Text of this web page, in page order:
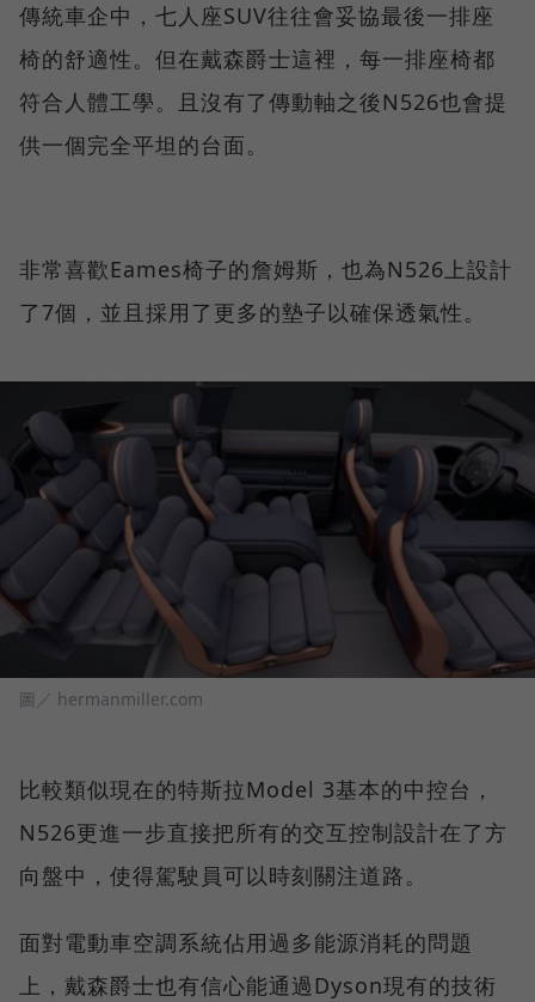
傳統車企中，七人座SUV往往會妥協最後一排座
椅的舒適性。但在戴森爵士這裡，每一排座椅都
符合人體工學。且沒有了傳動軸之後N526也會提
供一個完全平坦的台面。
非常喜歡Eames椅子的詹姆斯，也為N526上設計
了7個，並且採用了更多的墊子以確保透氣性。
圖／ hermanmiller.com
比較類似現在的特斯拉Model 3基本的中控台，
N526更進一步直接把所有的交互控制設計在了方
向盤中，使得駕駛員可以時刻關注道路。
面對電動車空調系統佔用過多能源消耗的問題
上，戴森爵士也有信心能通過Dyson現有的技術